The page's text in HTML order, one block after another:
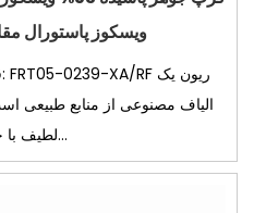
ویسکوز پاستورال
الیاف مصنوعی از منابع طبیعی
لطیف با حسی لوکس است. به طور گست...